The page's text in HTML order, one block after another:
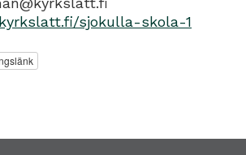
sjokulla-skola-1